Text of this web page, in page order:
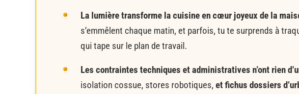
La lumière transforme la cuisine en cœur joyeux de la
s’emmêlent chaque matin, et parfois, tu te surprends à
qui tape sur le plan de travail.
Les contraintes techniques et administratives n’ont rien
isolation cossue, stores robotiques, et fichus dossiers